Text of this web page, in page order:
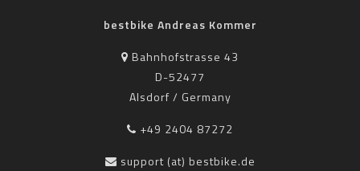
bestbike Andreas Kommer
Bahnhofstrasse 43
D-52477
Alsdorf / Germany
+49 2404 87272
support (at) bestbike.de